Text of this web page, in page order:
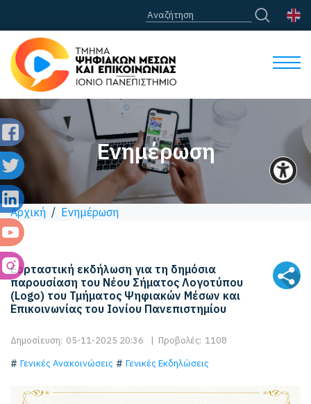
Ενημέρωση
Αρχική / Ενημέρωση
Εορταστική εκδήλωση για τη δημόσια
παρουσίαση του Νέου Σήματος Λογοτύπου
(Logo) του Τμήματος Ψηφιακών Μέσων και
Επικοινωνίας του Ιονίου Πανεπιστημίου
Δημοσίευση: 05-11-2025 20:36 | Προβολές: 1108
Γενικές Ανακοινώσεις Γενικές Εκδηλώσεις